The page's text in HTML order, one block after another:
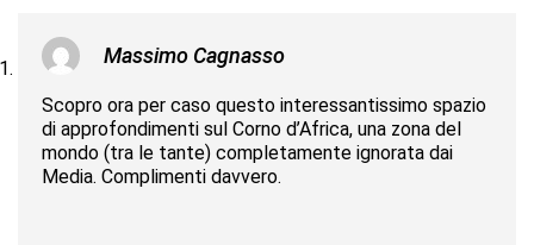
Massimo Cagnasso
Scopro ora per caso questo interessantissimo spazio
di approfondimenti sul Corno d’Africa, una zona del
mondo (tra le tante) completamente ignorata dai
Media. Complimenti davvero.